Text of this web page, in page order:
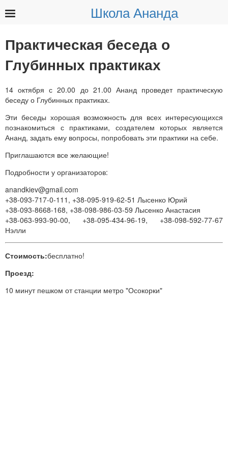
Школа Ананда
Практическая беседа о
Глубинных практиках
14 октября с 20.00 до 21.00 Ананд проведет практическую
беседу о Глубинных практиках.
Эти беседы хорошая возможность для всех интересующихся
познакомиться с практиками, создателем которых является
Ананд, задать ему вопросы, попробовать эти практики на себе.
Приглашаются все желающие!
Подробности у организаторов:
anandkiev@gmail.com
+38-093-717-0-111, +38-095-919-62-51 Лысенко Юрий
+38-093-8668-168, +38-098-986-03-59 Лысенко Анастасия
+38-063-993-90-00, +38-095-434-96-19, +38-098-592-77-67
Нэлли
Стоимость:бесплатно!
Проезд:
10 минут пешком от станции метро "Осокорки"